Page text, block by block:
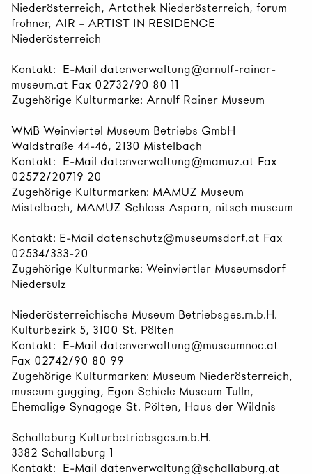
Niederösterreich, Artothek Niederösterreich, forum
frohner, AIR – ARTIST IN RESIDENCE
Niederösterreich
Kontakt: E-Mail datenverwaltung@arnulf-rainer-
museum.at Fax 02732/90 80 11
Zugehörige Kulturmarke: Arnulf Rainer Museum
WMB Weinviertel Museum Betriebs GmbH
Waldstraße 44-46, 2130 Mistelbach
Kontakt: E-Mail datenverwaltung@mamuz.at Fax
02572/20719 20
Zugehörige Kulturmarken: MAMUZ Museum
Mistelbach, MAMUZ Schloss Asparn, nitsch museum
Kontakt: E-Mail datenschutz@museumsdorf.at Fax
02534/333-20
Zugehörige Kulturmarke: Weinviertler Museumsdorf
Niedersulz
Niederösterreichische Museum Betriebsges.m.b.H.
Kulturbezirk 5, 3100 St. Pölten
Kontakt: E-Mail datenverwaltung@museumnoe.at
Fax 02742/90 80 99
Zugehörige Kulturmarken: Museum Niederösterreich,
museum gugging, Egon Schiele Museum Tulln,
Ehemalige Synagoge St. Pölten, Haus der Wildnis
Schallaburg Kulturbetriebsges.m.b.H.
3382 Schallaburg 1
Kontakt: E-Mail datenverwaltung@schallaburg.at